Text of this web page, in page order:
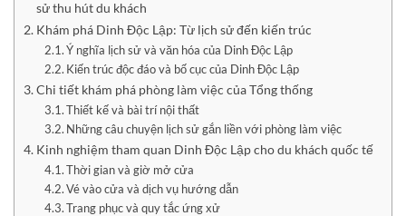
sử thu hút du khách
Khám phá Dinh Độc Lập: Từ lịch sử đến kiến trúc
Ý nghĩa lịch sử và văn hóa của Dinh Độc Lập
Kiến trúc độc đáo và bố cục của Dinh Độc Lập
Chi tiết khám phá phòng làm việc của Tổng thống
Thiết kế và bài trí nội thất
Những câu chuyện lịch sử gắn liền với phòng làm việc
Kinh nghiệm tham quan Dinh Độc Lập cho du khách quốc tế
Thời gian và giờ mở cửa
Vé vào cửa và dịch vụ hướng dẫn
Trang phục và quy tắc ứng xử